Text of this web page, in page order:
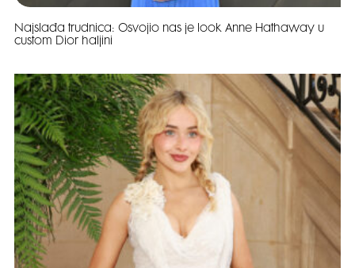
Najslađa trudnica: Osvojio nas je look Anne Hathaway u
custom Dior haljini